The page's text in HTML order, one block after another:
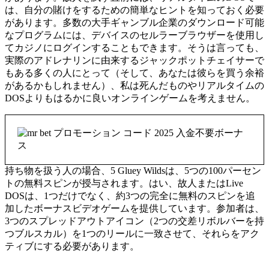
は、自分の賭けをするための簡単なヒントを知っておく必要
があります。多数の大手ギャンブル企業のダウンロード可能
なプログラムには、デバイスのセルラーブラウザーを使用し
てカジノにログインすることもできます。そうは言っても、
実際のアドレナリンに由来するジャックポットチェイサーで
もある多くの人にとって（そして、あなたは彼らを買う余裕
があるかもしれません）、私は死んだものやリアルタイムの
DOSよりもはるかに良いオンラインゲームを考えません。
持ち物を扱う人の場合、5 Gluey Wildsは、5つの100パーセン
トの無料スピンが授与されます。はい、故人またはLive
DOSは、1つだけでなく、約3つの完全に無料のスピンを追
加したボーナスビデオゲームを提供しています。参加者は、
3つのスプレッドアウトアイコン（2つの交差リボルバーを持
つブルスカル）を1つのリールに一致させて、それらをアク
ティブにする必要があります。